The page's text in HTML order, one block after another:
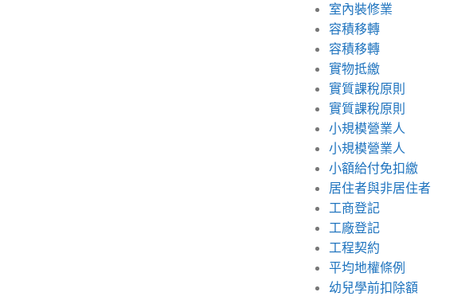
室內裝修業
容積移轉
容積移轉
實物抵繳
實質課稅原則
實質課稅原則
小規模營業人
小規模營業人
小額給付免扣繳
居住者與非居住者
工商登記
工廠登記
工程契約
平均地權條例
幼兒學前扣除額